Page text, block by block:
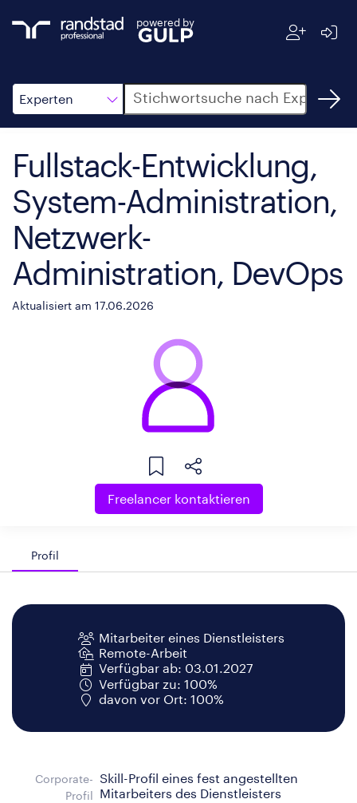
powered by
Experten
Suche
Fullstack-Entwicklung,
System-Administration,
Netzwerk-
Administration, DevOps
Aktualisiert am 17.06.2026
Freelancer kontaktieren
Profil
Mitarbeiter eines Dienstleisters
Remote-Arbeit
Verfügbar ab: 03.01.2027
Verfügbar zu: 100%
davon vor Ort: 100%
Corporate-
Profil
Skill-Profil eines fest angestellten
Mitarbeiters des Dienstleisters